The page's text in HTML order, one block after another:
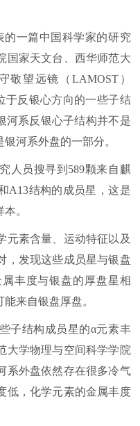
一篇中国科学家的研究
国家天文台、西华师范大
敬望远镜（LAMOST）
于反银心方向的一些子结
河系反银心子结构并不是
河系外盘的一部分。
员搜寻到589颗来自麒
A13结构的成员星，这是
。
素含量、运动特征以及
，发现这些成员星与银盘
丰度与银盘的厚盘星相
来自银盘厚盘。
结构成员星的α元素丰
大学物理与空间科学学院
系外盘依然存在很多冷气
低，化学元素的金属丰度